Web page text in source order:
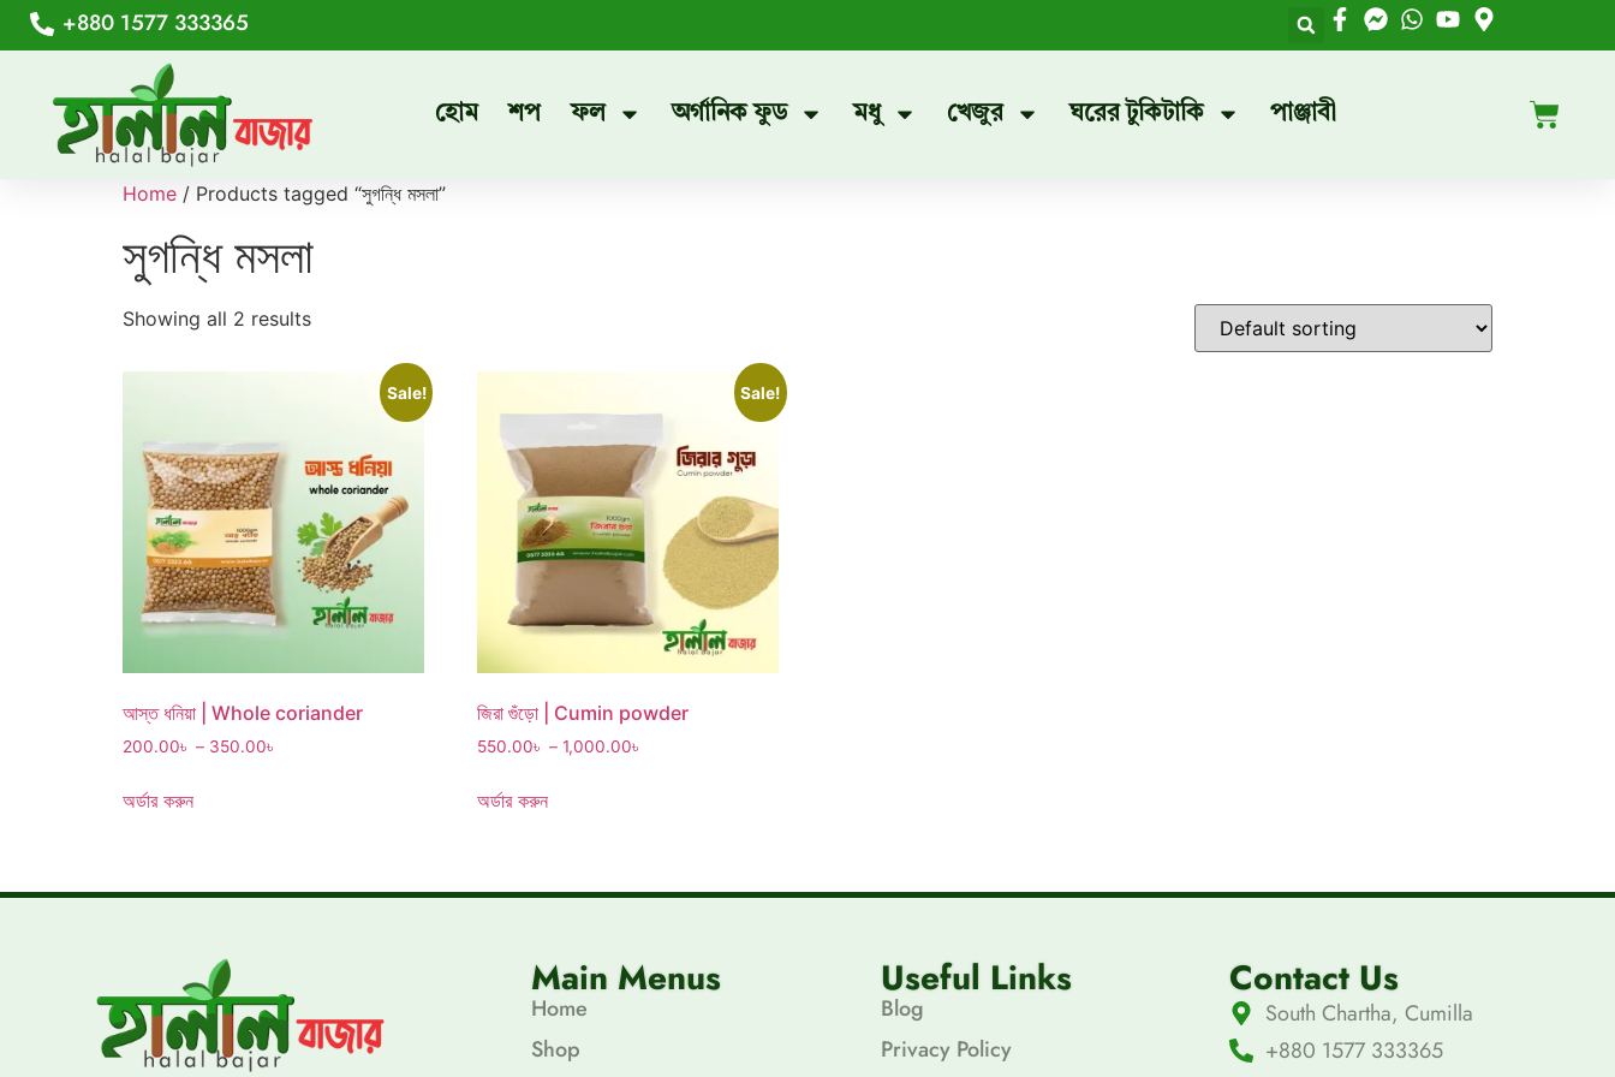
+880 1577 333365
হোম শপ ফল অর্গানিক ফুড মধু খেজুর ঘরের টুকিটাকি পাঞ্জাবী
Home / Products tagged “সুগন্ধি মসলা”
সুগন্ধি মসলা
Showing all 2 results
Sale!
আস্ত ধনিয়া | Whole coriander
200.00৳ – 350.00৳
অর্ডার করুন
Sale!
জিরা গুঁড়ো | Cumin powder
550.00৳ – 1,000.00৳
অর্ডার করুন
Main Menus
Home
Shop
Useful Links
Blog
Privacy Policy
Contact Us
South Chartha, Cumilla
+880 1577 333365